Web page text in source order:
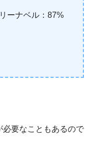
ーナベル：87%
要なこともあるので